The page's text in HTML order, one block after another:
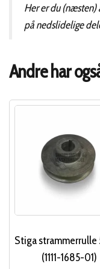
Her er du (næsten)
på nedslidelige
Andre har
Stiga strammerrulle
(1111-1685-01)